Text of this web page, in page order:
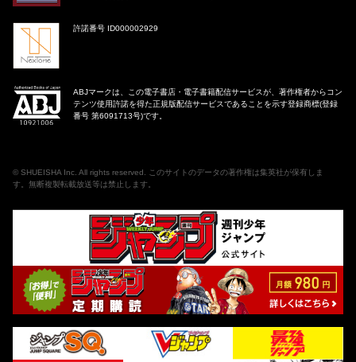
許諾番号 ID000002929
ABJマークは、この電子書店・電子書籍配信サービスが、著作権者からコン
テンツ使用許諾を得た正規版配信サービスであることを示す登録商標(登録
番号 第6091713号)です。
© SHUEISHA Inc. All rights reserved. このサイトのデータの著作権は集英社が保有しま
す。無断複製転載放送等は禁止します。